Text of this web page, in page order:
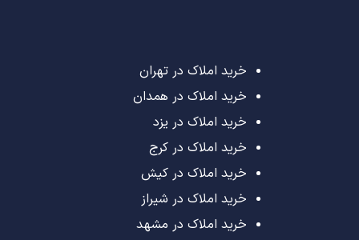
خرید املاک در تهران
خرید املاک در همدان
خرید املاک در یزد
خرید املاک در کرج
خرید املاک در کیش
خرید املاک در شیراز
خرید املاک در مشهد